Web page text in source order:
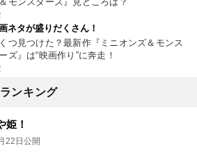
ネタが盛りだくさん！
つ見つけた？最新作『ミニオンズ＆モンス
ズ』は“映画作り”に奔走！
ンキング
姫！
22日公開